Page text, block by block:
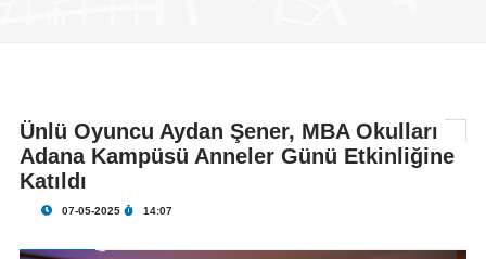
Ünlü Oyuncu Aydan Şener, MBA Okulları
Adana Kampüsü Anneler Günü Etkinliğine
Katıldı
07-05-2025 14:07